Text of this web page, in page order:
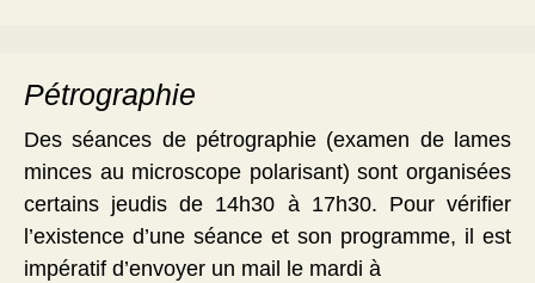
Pétrographie
Des séances de pétrographie (examen de lames
minces au microscope polarisant) sont organisées
certains jeudis de 14h30 à 17h30. Pour vérifier
l’existence d’une séance et son programme, il est
impératif d’envoyer un mail le mardi à